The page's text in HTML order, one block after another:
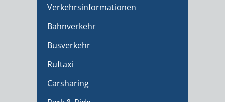
Verkehrsinformationen
Bahnverkehr
Busverkehr
Ruftaxi
Carsharing